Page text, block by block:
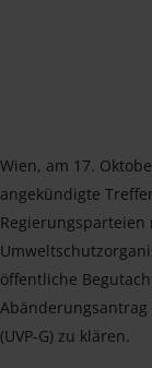
Wien, am 17.
angekündigte
öffentliche
(UVP-G) zu klären.